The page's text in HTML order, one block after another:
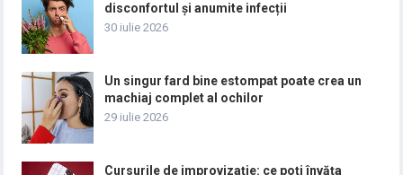
disconfortul și anumite infecții
30 iulie 2026
Un singur fard bine estompat poate crea un
machiaj complet al ochilor
29 iulie 2026
Cursurile de improvizație: ce poți învăța